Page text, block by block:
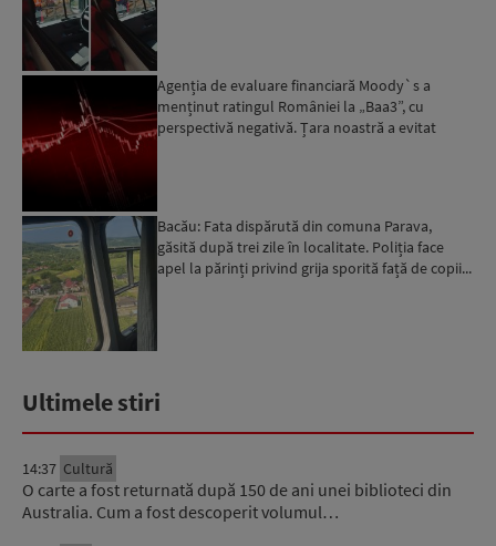
Agenția de evaluare financiară Moody`s a
menținut ratingul României la „Baa3”, cu
perspectivă negativă. Țara noastră a evitat
Bacău: Fata dispărută din comuna Parava,
găsită după trei zile în localitate. Poliția face
apel la părinți privind grija sporită față de copii...
Ultimele stiri
14:37 Cultură
O carte a fost returnată după 150 de ani unei biblioteci din
Australia. Cum a fost descoperit volumul…